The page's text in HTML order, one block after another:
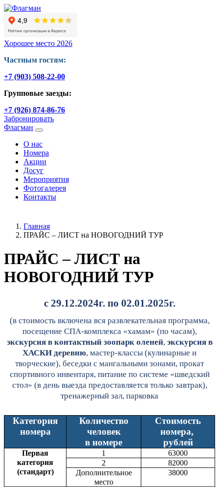
Хорошее место 2026
Частным гостям:
+7 (903) 508-22-00
Групповые заезды:
+7 (926) 874-86-76
Забронировать
Флагман
O нас
Номера
Акции
Досуг
Мероприятия
Фотогалерея
Контакты
Главная
ПРАЙС – ЛИСТ на НОВОГОДНИЙ ТУР
ПРАЙС – ЛИСТ на
НОВОГОДНИЙ ТУР
с 29.12.2024г. по 02.01.2025г.
(в стоимость включена вся развлекательная программа,
посещение СПА-комплекса «хамам» (по часам),
экскурсия в контактный зоопарк оленей, экскурсия в
ХАСКИ деревню, мастер-классы (кулинарные и
творческие), беседки с мангальными зонами, прокат
спортивного инвентаря, питание по системе «шведский
стол» (в день выезда предоставляется только завтрак),
тренажерный зал, парковка
Категория
номера
Количество
человек
в номере
Стоимость
номера,
рублей
Первая
категория
(стандарт)
1
63000
2
82000
Дополнительное
место
38000